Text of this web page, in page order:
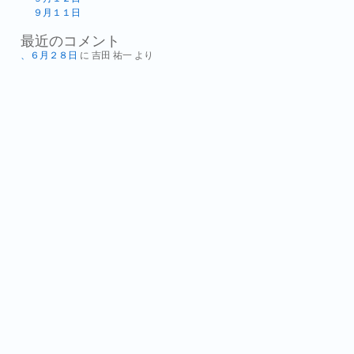
９月１１日
最近のコメント
、６月２８日 に 吉田 祐一 より